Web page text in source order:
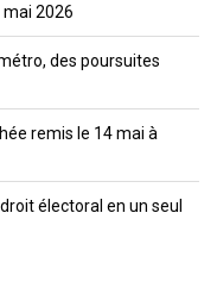
mai 2026
des poursuites
remis le 14 mai à
électoral en un seul